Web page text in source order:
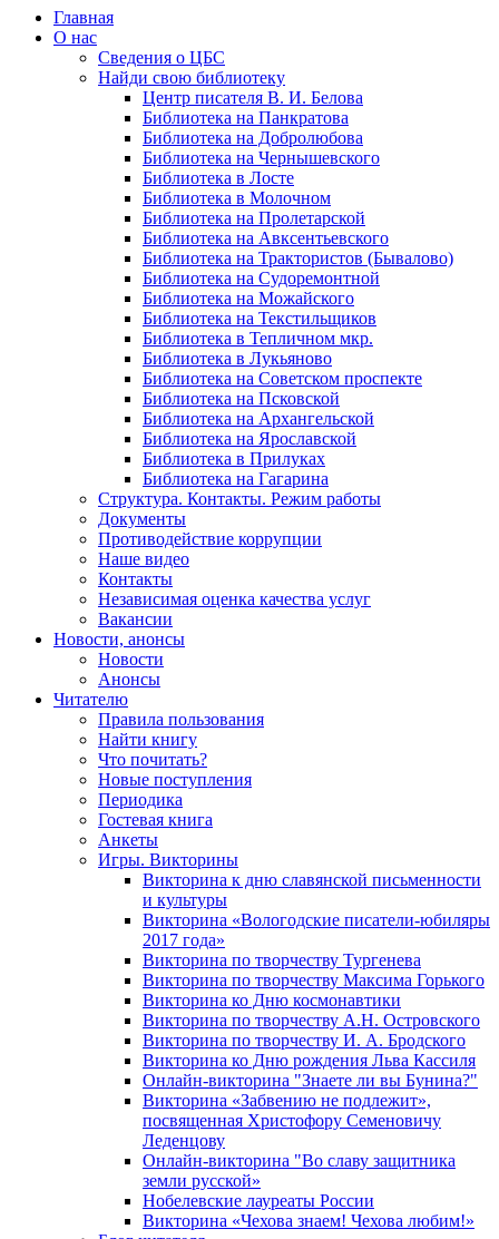
Главная
О нас
Сведения о ЦБС
Найди свою библиотеку
Центр писателя В. И. Белова
Библиотека на Панкратова
Библиотека на Добролюбова
Библиотека на Чернышевского
Библиотека в Лосте
Библиотека в Молочном
Библиотека на Пролетарской
Библиотека на Авксентьевского
Библиотека на Трактористов (Бывалово)
Библиотека на Судоремонтной
Библиотека на Можайского
Библиотека на Текстильщиков
Библиотека в Тепличном мкр.
Библиотека в Лукьяново
Библиотека на Советском проспекте
Библиотека на Псковской
Библиотека на Архангельской
Библиотека на Ярославской
Библиотека в Прилуках
Библиотека на Гагарина
Структура. Контакты. Режим работы
Документы
Противодействие коррупции
Наше видео
Контакты
Независимая оценка качества услуг
Вакансии
Новости, анонсы
Новости
Анонсы
Читателю
Правила пользования
Найти книгу
Что почитать?
Новые поступления
Периодика
Гостевая книга
Анкеты
Игры. Викторины
Викторина к дню славянской письменности
и культуры
Викторина «Вологодские писатели-юбиляры
2017 года»
Викторина по творчеству Тургенева
Викторина по творчеству Максима Горького
Викторина ко Дню космонавтики
Викторина по творчеству А.Н. Островского
Викторина по творчеству И. А. Бродского
Викторина ко Дню рождения Льва Кассиля
Онлайн-викторина "Знаете ли вы Бунина?"
Викторина «Забвению не подлежит»,
посвященная Христофору Семеновичу
Леденцову
Онлайн-викторина "Во славу защитника
земли русской»
Нобелевские лауреаты России
Викторина «Чехова знаем! Чехова любим!»